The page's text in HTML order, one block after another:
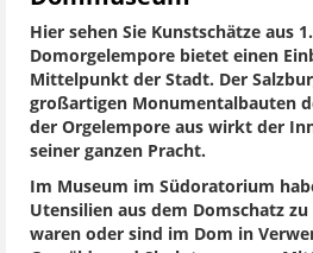
Hier sehen Sie Kunstschätze aus
Domorgelempore bietet einen
Mittelpunkt der Stadt. Der
großartigen Monumentalbauten
der Orgelempore aus wirkt der
seiner ganzen Pracht.
Im Museum im Südoratorium
Utensilien aus dem Domschatz
waren oder sind im Dom in